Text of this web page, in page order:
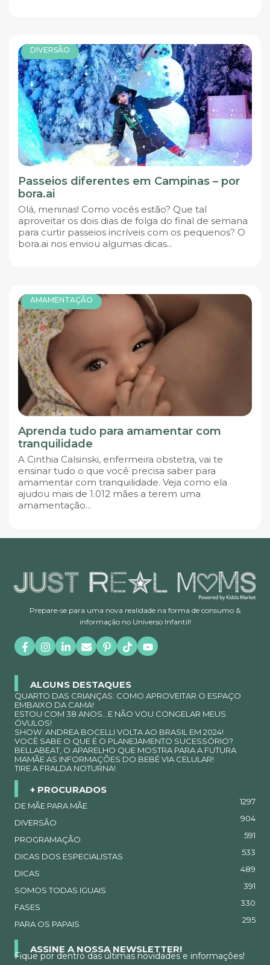
DIVERSÃO
Passeios diferentes em Campinas – por
bora.ai
Olá, meninas! Como vocês estão? Que tal
aproveitar os dois dias de folga do final de semana
para curtir passeios incríveis com os pequenos? O
bora.ai nos enviou algumas dicas...
AMAMENTAÇÃO
Aprenda tudo para amamentar com
tranquilidade
A Cinthia Calsinski, enfermeira obstetra, vai te
ensinar tudo o que você precisa saber para
amamentar com tranquilidade. Veja como ela
ajudou mais de 1.012 mães a terem uma
amamentação...
Prepare-se para uma nova realidade na forma de consumo &
informação no Universo Infantil!
ALGUNS DESTAQUES
QUARTO DAS CRIANÇAS: COMO APROVEITAR O ESPAÇO
EMBAIXO DA CAMA!
ESTOU COM 38 ANOS…E NÃO VOU CONGELAR MEUS
ÓVULOS!
SHOW: ANDREA BOCELLI VOLTA AO BRASIL EM 2024!
VOCÊ SABE O QUE É O PLANEJAMENTO SUCESSÓRIO?
BELLABEAT, O APARELHO QUE MOSTRA PARA A FUTURA
MAMÃE AS INFORMAÇÕES DO BEBÊ VIA CELULAR!
TIRE A FRALDA NOTURNA!
+ PROCURADOS
DE MÃE PARA MÃE 1297
DIVERSÃO 904
PROGRAMAÇÃO 591
DICAS DOS ESPECIALISTAS 533
DICAS 489
SOMOS TODAS IGUAIS 391
FASES 330
PARA OS PAPAIS 295
ASSINE A NOSSA NEWSLETTER!
Fique por dentro das últimas novidades e informações!